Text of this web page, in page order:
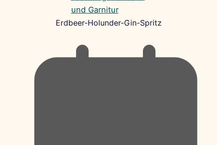
Erdbeer-Holunder-Gin-Spritz